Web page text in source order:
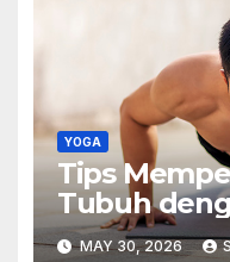
YOGA
Tips
Tubuh
yang Tepat
MAY 30, 2026